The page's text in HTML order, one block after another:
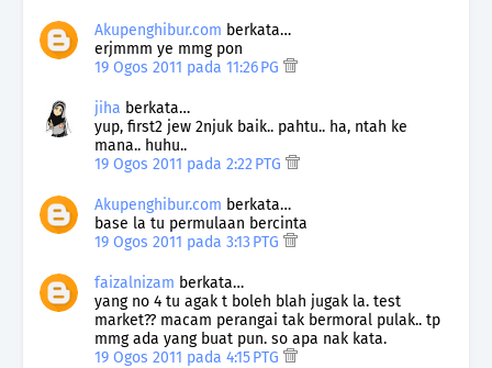
Akupenghibur.com berkata…
erjmmm ye mmg pon
19 Ogos 2011 pada 11:26 PG
jiha berkata…
yup, first2 jew 2njuk baik.. pahtu.. ha, ntah ke
mana.. huhu..
19 Ogos 2011 pada 2:22 PTG
Akupenghibur.com berkata…
base la tu permulaan bercinta
19 Ogos 2011 pada 3:13 PTG
faizalnizam berkata…
yang no 4 tu agak t boleh blah jugak la. test
market?? macam perangai tak bermoral pulak.. tp
mmg ada yang buat pun. so apa nak kata.
19 Ogos 2011 pada 4:15 PTG